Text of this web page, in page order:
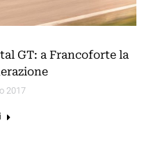
GT: a Francoforte la
2017